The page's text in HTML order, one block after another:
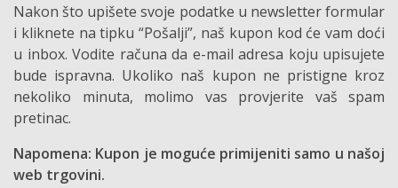
Nakon što upišete svoje podatke u newsletter formular
i kliknete na tipku “Pošalji”, naš kupon kod će vam doći
u inbox. Vodite računa da e-mail adresa koju upisujete
bude ispravna. Ukoliko naš kupon ne pristigne kroz
nekoliko minuta, molimo vas provjerite vaš spam
pretinac.
Napomena: Kupon je moguće primijeniti samo u našoj
web trgovini.